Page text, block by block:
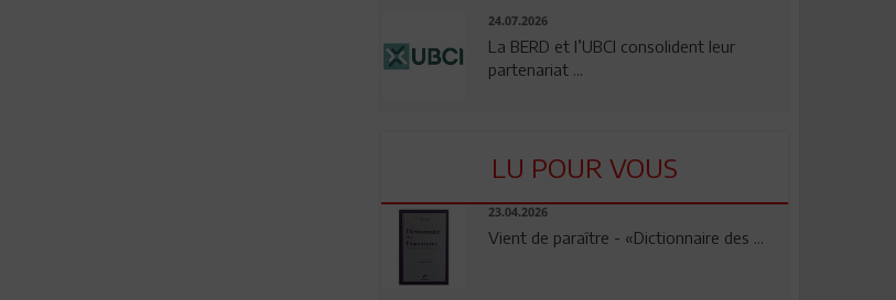
24.07.2026
La BERD et l’UBCI consolident leur
partenariat ...
LU POUR VOUS
23.04.2026
Vient de paraître - «Dictionnaire des ...